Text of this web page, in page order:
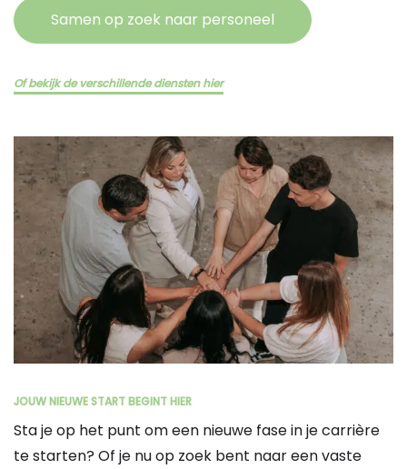
Samen op zoek naar personeel
Of bekijk de verschillende diensten hier
JOUW NIEUWE START BEGINT HIER
Sta je op het punt om een nieuwe fase in je carrière
te starten? Of je nu op zoek bent naar een vaste